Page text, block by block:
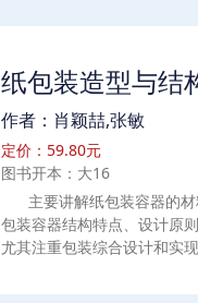
域的从业人员及爱好者来说
纸包装造型与结
作者：肖颖喆,张敏
定价：59.80元
图书开本：大16
主要讲解纸包装容器的
包装容器结构特点、设计原
尤其注重包装综合设计和实